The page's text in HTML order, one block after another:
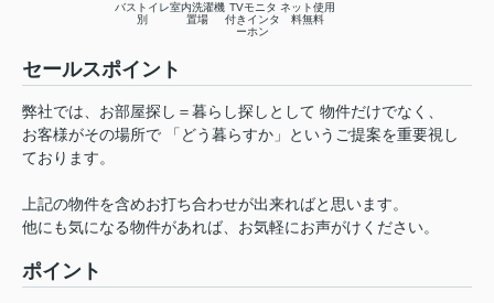
バストイレ
別
室内洗濯機
置場
TVモニタ
付きインタ
ーホン
ネット使用
料無料
セールスポイント
弊社では、お部屋探し＝暮らし探しとして 物件だけでなく、
お客様がその場所で 「どう暮らすか」というご提案を重要視し
ております。
上記の物件を含めお打ち合わせが出来ればと思います。
他にも気になる物件があれば、お気軽にお声がけください。
ポイント